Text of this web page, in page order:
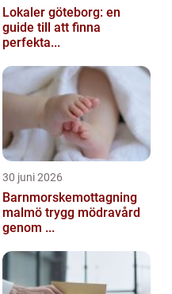
Lokaler göteborg: en
guide till att finna
perfekta...
30 juni 2026
Barnmorskemottagning
malmö trygg mödravård
genom ...